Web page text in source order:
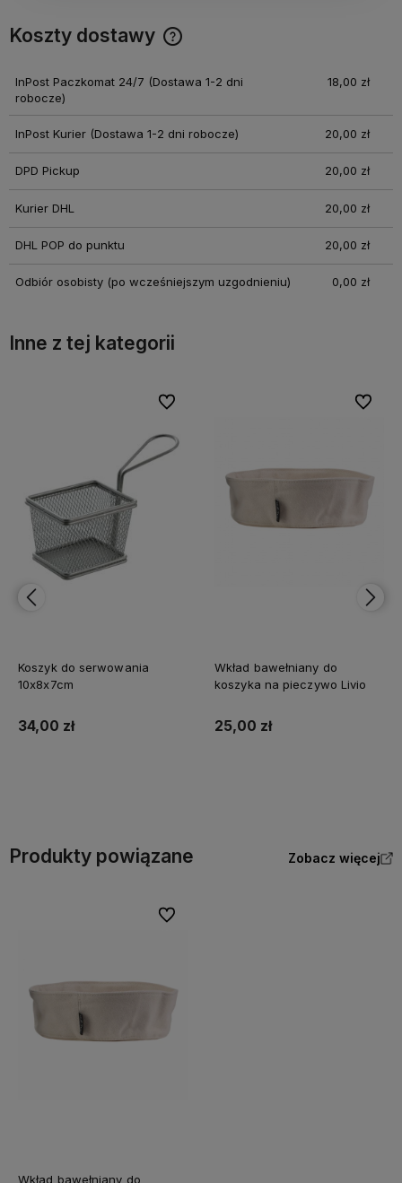
Koszty dostawy
InPost Paczkomat 24/7 (Dostawa 1-2 dni
robocze)
18,00 zł
InPost Kurier(Dostawa 1-2 dni robocze) 20,00 zł
DPD Pickup 20,00 zł
Kurier DHL 20,00 zł
DHL POP do punktu 20,00 zł
Odbiór osobisty(po wcześniejszym uzgodnieniu) 0,00 zł
Inne z tej kategorii
Koszyk do serwowania
10x8x7cm
34,00 zł
Do ulubionych
Do ulubionych
Wkład bawełniany do
koszyka na pieczywo Livio
25,00 zł
Do
Do
Produkty powiązane Zobacz więcej
Wkład bawełniany do
Do ulubionych